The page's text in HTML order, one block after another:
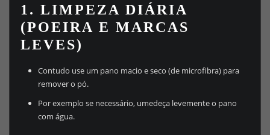
1. LIMPEZA DIÁRIA
(POEIRA E MARCAS
LEVES)
Contudo use um pano macio e seco (de microfibra) para
remover o pó.
Por exemplo se necessário, umedeça levemente o pano
com água.